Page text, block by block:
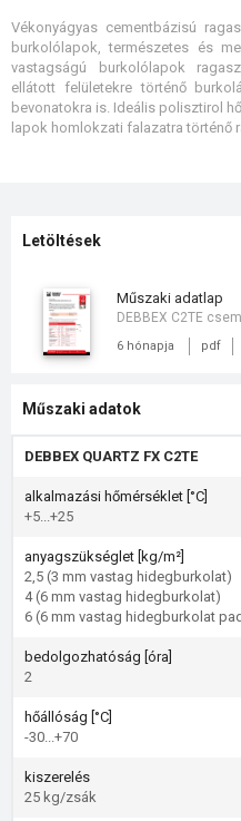
Vékonyágyas cementbázisú
burkolólapok, természetes és
vastagságú burkolólapok
ellátott felületekre történő
bevonatokra is. Ideális polisztirol
lapok homlokzati falazatra történő
Letöltések
műszaki adatlap
6 hónapja pdf
DEBBEX C2TE
Műszaki adatok
DEBBEX QUARTZ FX C2TE
alkalmazási hőmérséklet [°C]
+5...+25
anyagszükséglet [kg/m²]
2,5 (3 mm vastag hidegburkolat)
4 (6 mm vastag hidegburkolat)
6 (6 mm vastag hidegburkolat
bedolgozhatóság [óra]
2
hőállóság [°C]
-30...+70
kiszerelés
25 kg/zsák